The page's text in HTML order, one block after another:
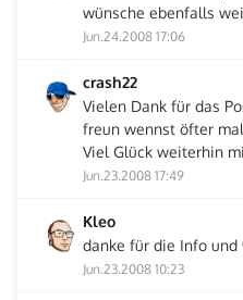
wünsche ebenfalls
Jun.24.2008 17:06
crash22
Vielen Dank für das
freun wennst öfter
Viel Glück weiterhin
Jun.23.2008 17:49
Kleo
danke für die Info und
Jun.23.2008 10:23